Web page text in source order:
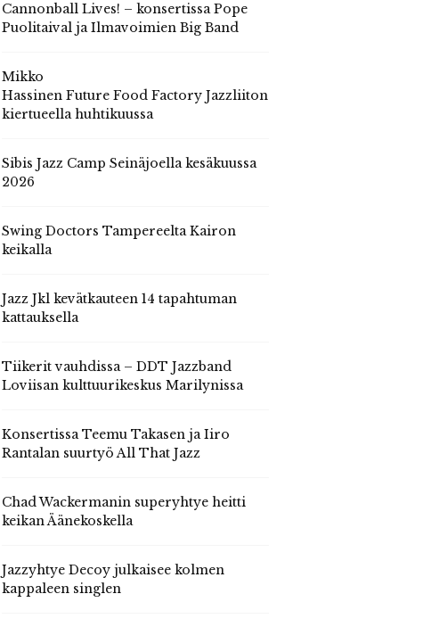
Cannonball Lives! – konsertissa Pope
Puolitaival ja Ilmavoimien Big Band
Mikko
Hassinen Future Food Factory Jazzliiton
kiertueella huhtikuussa
Sibis Jazz Camp Seinäjoella kesäkuussa
2026
Swing Doctors Tampereelta Kairon
keikalla
Jazz Jkl kevätkauteen 14 tapahtuman
kattauksella
Tiikerit vauhdissa – DDT Jazzband
Loviisan kulttuurikeskus Marilynissa
Konsertissa Teemu Takasen ja Iiro
Rantalan suurtyö All That Jazz
Chad Wackermanin superyhtye heitti
keikan Äänekoskella
Jazzyhtye Decoy julkaisee kolmen
kappaleen singlen